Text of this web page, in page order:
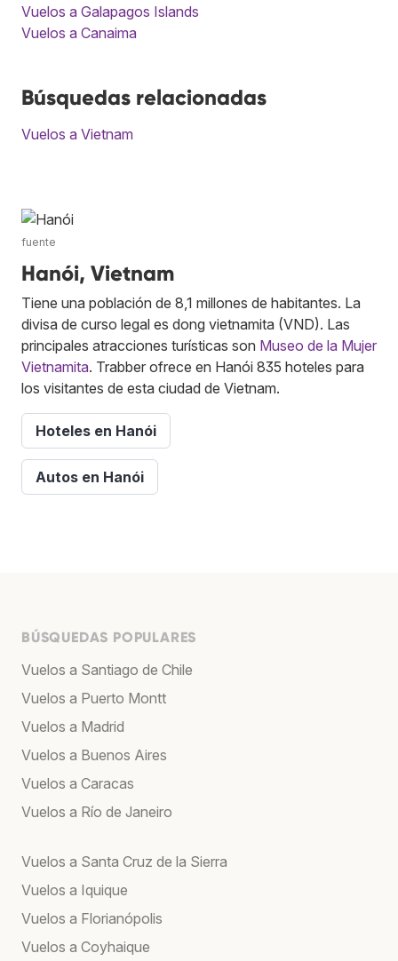
Vuelos a Galapagos Islands
Vuelos a Canaima
Búsquedas relacionadas
Vuelos a Vietnam
fuente
Hanói, Vietnam
Tiene una población de 8,1 millones de habitantes. La
divisa de curso legal es dong vietnamita (VND). Las
principales atracciones turísticas son Museo de la Mujer
Vietnamita. Trabber ofrece en Hanói 835 hoteles para
los visitantes de esta ciudad de Vietnam.
Hoteles en Hanói
Autos en Hanói
BÚSQUEDAS POPULARES
Vuelos a Santiago de Chile
Vuelos a Puerto Montt
Vuelos a Madrid
Vuelos a Buenos Aires
Vuelos a Caracas
Vuelos a Río de Janeiro
Vuelos a Santa Cruz de la Sierra
Vuelos a Iquique
Vuelos a Florianópolis
Vuelos a Coyhaique